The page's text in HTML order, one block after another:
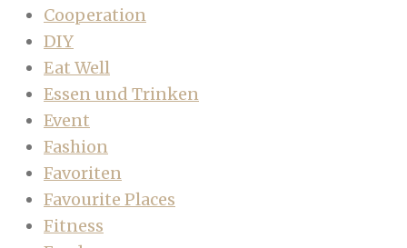
Cooperation
DIY
Eat Well
Essen und Trinken
Event
Fashion
Favoriten
Favourite Places
Fitness